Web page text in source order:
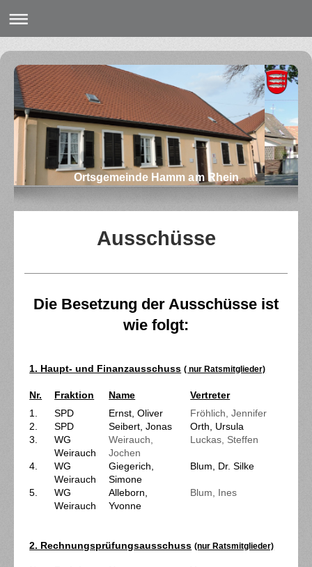
Ortsgemeinde Hamm am Rhein
Ausschüsse
Die Besetzung der Ausschüsse ist
wie folgt:
1. Haupt- und Finanzausschuss ( nur Ratsmitglieder)
Nr. Fraktion Name
Vertreter
1.
SPD Ernst, Oliver
Fröhlich, Jennifer
2.
SPD Seibert, Jonas
Orth, Ursula
3.
WG
Weirauch
Weirauch,
Jochen
Luckas, Steffen
4.
WG
Weirauch
Giegerich,
Simone
Blum, Dr. Silke
5.
WG
Weirauch
Alleborn,
Yvonne
Blum, Ines
2. Rechnungsprüfungsausschuss (nur Ratsmitglieder)